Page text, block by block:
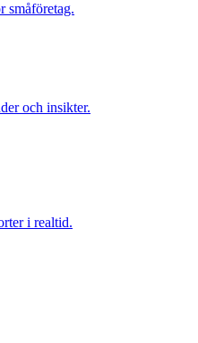
småföretag.
och insikter.
i realtid.